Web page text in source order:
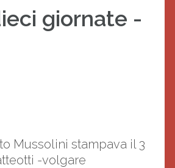
giornate -
Mussolini stampava il 3
-volgare